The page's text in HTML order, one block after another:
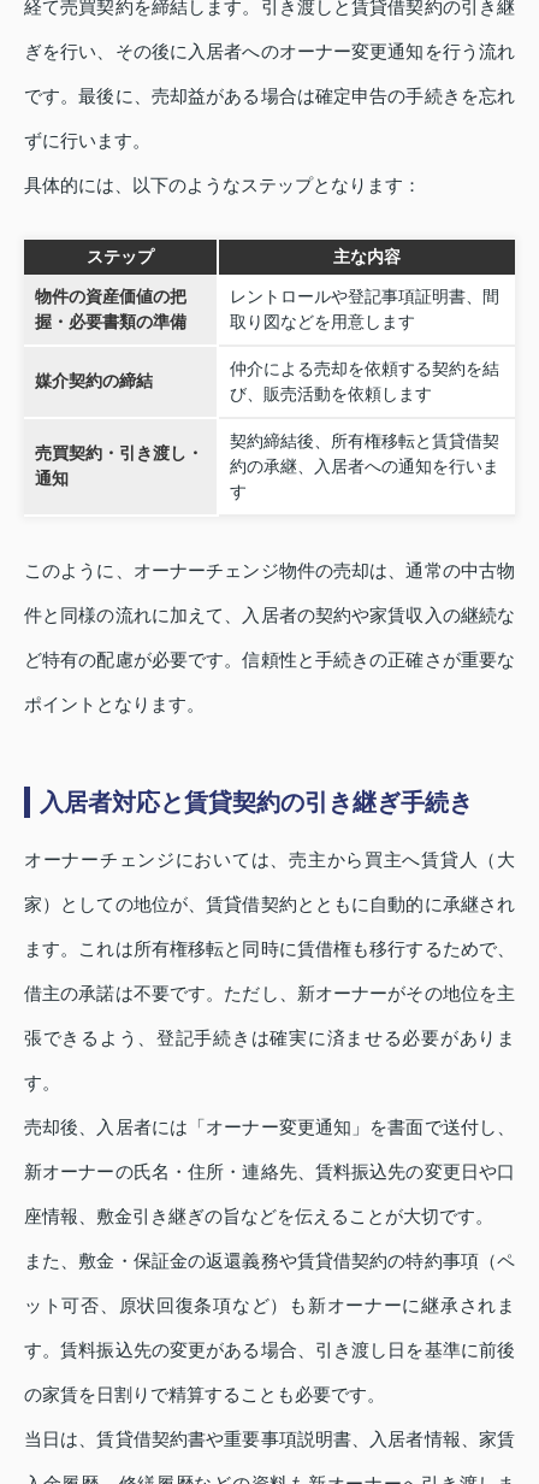
経て売買契約を締結します。引き渡しと賃貸借契約の引き継
ぎを行い、その後に入居者へのオーナー変更通知を行う流れ
です。最後に、売却益がある場合は確定申告の手続きを忘れ
ずに行います。
具体的には、以下のようなステップとなります：
ステップ 主な内容
物件の資産価値の把
握・必要書類の準備
レントロールや登記事項証明書、間
取り図などを用意します
媒介契約の締結
仲介による売却を依頼する契約を結
び、販売活動を依頼します
売買契約・引き渡し・
通知
契約締結後、所有権移転と賃貸借契
約の承継、入居者への通知を行いま
す
このように、オーナーチェンジ物件の売却は、通常の中古物
件と同様の流れに加えて、入居者の契約や家賃収入の継続な
ど特有の配慮が必要です。信頼性と手続きの正確さが重要な
ポイントとなります。
入居者対応と賃貸契約の引き継ぎ手続き
オーナーチェンジにおいては、売主から買主へ賃貸人（大
家）としての地位が、賃貸借契約とともに自動的に承継され
ます。これは所有権移転と同時に賃借権も移行するためで、
借主の承諾は不要です。ただし、新オーナーがその地位を主
張できるよう、登記手続きは確実に済ませる必要がありま
す。
売却後、入居者には「オーナー変更通知」を書面で送付し、
新オーナーの氏名・住所・連絡先、賃料振込先の変更日や口
座情報、敷金引き継ぎの旨などを伝えることが大切です。
また、敷金・保証金の返還義務や賃貸借契約の特約事項（ペ
ット可否、原状回復条項など）も新オーナーに継承されま
す。賃料振込先の変更がある場合、引き渡し日を基準に前後
の家賃を日割りで精算することも必要です。
当日は、賃貸借契約書や重要事項説明書、入居者情報、家賃